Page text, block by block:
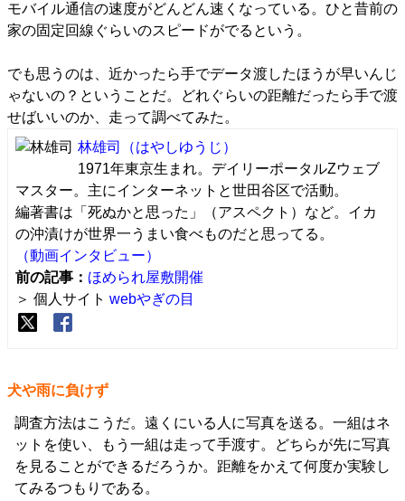
モバイル通信の速度がどんどん速くなっている。ひと昔前の
家の固定回線ぐらいのスピードがでるという。
でも思うのは、近かったら手でデータ渡したほうが早いんじ
ゃないの？ということだ。どれぐらいの距離だったら手で渡
せばいいのか、走って調べてみた。
林雄司
（はやしゆうじ）
1971年東京生まれ。デイリーポータルZウェブ
マスター。主にインターネットと世田谷区で活動。
編著書は「死ぬかと思った」（アスペクト）など。イカ
の沖漬けが世界一うまい食べものだと思ってる。
（動画インタビュー）
前の記事： ほめられ屋敷開催
＞ 個人サイト webやぎの目
犬や雨に負けず
調査方法はこうだ。遠くにいる人に写真を送る。一組はネ
ットを使い、もう一組は走って手渡す。どちらが先に写真
を見ることができるだろうか。距離をかえて何度か実験し
てみるつもりである。